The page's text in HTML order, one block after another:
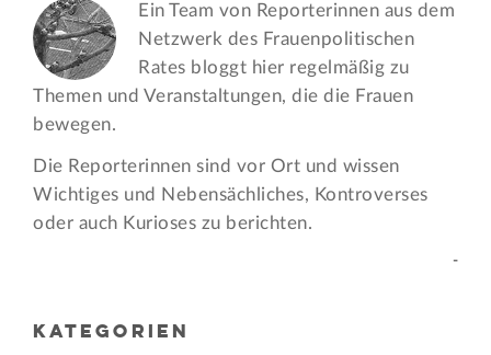
Ein Team von Reporterinnen aus dem
Netzwerk des Frauen­politischen
Rates bloggt hier regelmäßig zu
Themen und Veran­staltungen, die die Frauen
bewegen.
Die Reporterinnen sind vor Ort und wissen
Wichtiges und Nebensächliches, Kontroverses
oder auch Kurioses zu berichten.
-
KATEGORIEN